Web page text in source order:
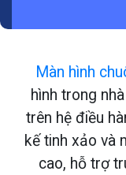
Màn hình
hình trong
trên hệ điều
kế tinh xảo và
cao, hỗ trợ